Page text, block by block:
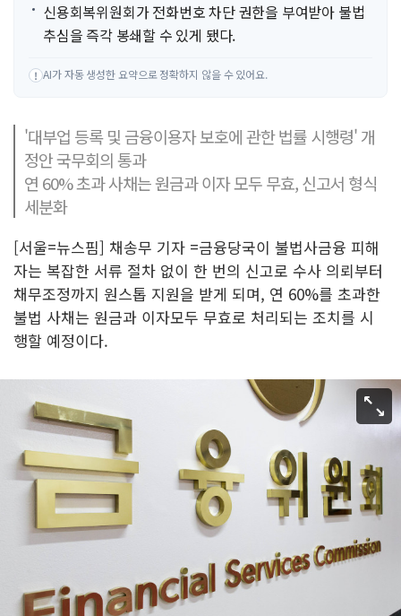
신용회복위원회가 전화번호 차단 권한을 부여받아 불법
추심을 즉각 봉쇄할 수 있게 됐다.
! AI가 자동 생성한 요약으로 정확하지 않을 수 있어요.
'대부업 등록 및 금융이용자 보호에 관한 법률 시행령' 개
정안 국무회의 통과
연 60% 초과 사채는 원금과 이자 모두 무효, 신고서 형식
세분화
[서울=뉴스핌] 채송무 기자 =금융당국이 불법사금융 피해
자는 복잡한 서류 절차 없이 한 번의 신고로 수사 의뢰부터
채무조정까지 원스톱 지원을 받게 되며, 연 60%를 초과한
불법 사채는 원금과 이자모두 무효로 처리되는 조치를 시
행할 예정이다.